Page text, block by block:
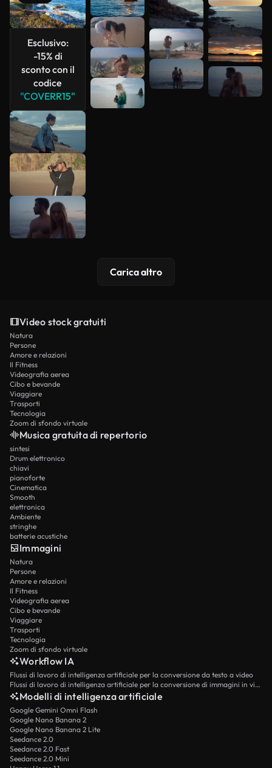
Esclusivo:
-15% di
sconto con il
codice
"COVERR15"
Scopri di
più
Carica altro
Video stock gratuiti
Natura
Persone
Amore e relazioni
Il Fitness
Videografia aerea
Cibo e bevande
Viaggiare
Trasporti
Tecnologia
Zoom di sfondo virtuale
Musica gratuita di repertorio
sintesi
Drum elettronico
chiavi
pianoforte
Cinematica
Smooth
elettronica
Ambiente
stringhe
batterie acustiche
Immagini
Natura
Persone
Amore e relazioni
Il Fitness
Videografia aerea
Cibo e bevande
Viaggiare
Trasporti
Tecnologia
Zoom di sfondo virtuale
Workflow IA
Flussi di lavoro di intelligenza artificiale per la conversione da testo a video
Flussi di lavoro di intelligenza artificiale per la conversione di immagini in video
Modelli di intelligenza artificiale
Google Gemini Omni Flash
Google Nano Banana 2
Google Nano Banana 2 Lite
Seedance 2.0
Seedance 2.0 Fast
Seedance 2.0 Mini